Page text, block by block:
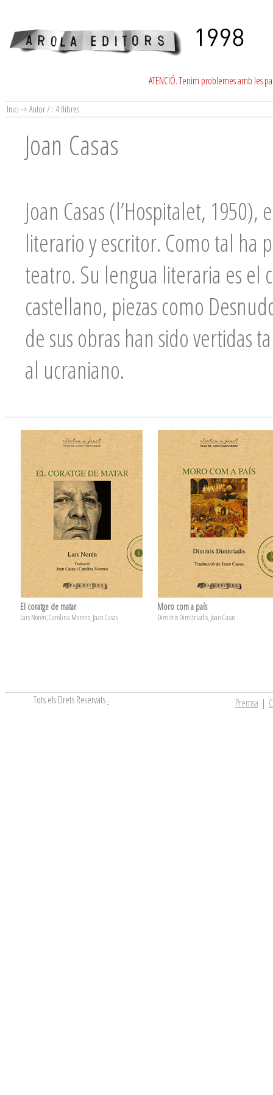
ATENCIÓ. Tenim problemes amb les
Inici -> Autor / : 4 llibres
Joan Casas
Joan Casas (l’Hospitalet,
literario y escritor. Como tal ha
teatro. Su lengua literaria es el
castellano, piezas como
de sus obras han sido vertidas
al ucraniano.
El coratge de matar
Lars Norén, Carolina Moreno, Joan Casas
Moro com a país
Dimitris Dimitriadis, Joan Casas
Tots els Drets Reservats. Premsa |